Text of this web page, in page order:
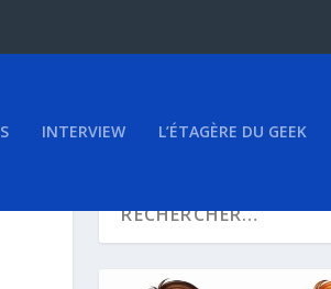
INTERVIEW L’ÉTAGÈRE DU GEEK